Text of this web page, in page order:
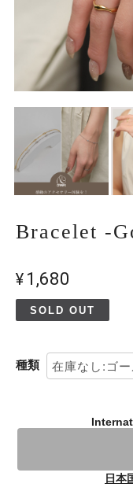
Bracelet -
¥1,680
SOLD OUT
種類
日本